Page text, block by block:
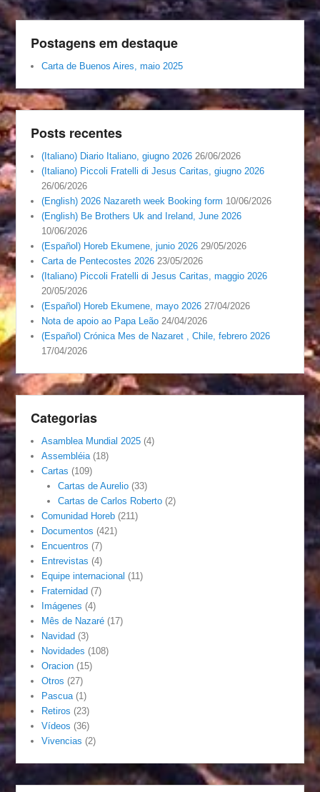
Postagens em destaque
Carta de Buenos Aires, maio 2025
Posts recentes
(Italiano) Diario Italiano, giugno 2026 26/06/2026
(Italiano) Piccoli Fratelli di Jesus Caritas, giugno 2026
26/06/2026
(English) 2026 Nazareth week Booking form 10/06/2026
(English) Be Brothers Uk and Ireland, June 2026
10/06/2026
(Español) Horeb Ekumene, junio 2026 29/05/2026
Carta de Pentecostes 2026 23/05/2026
(Italiano) Piccoli Fratelli di Jesus Caritas, maggio 2026
20/05/2026
(Español) Horeb Ekumene, mayo 2026 27/04/2026
Nota de apoio ao Papa Leão 24/04/2026
(Español) Crónica Mes de Nazaret , Chile, febrero 2026
17/04/2026
Categorias
Asamblea Mundial 2025 (4)
Assembléia (18)
Cartas (109)
Cartas de Aurelio(33)
Cartas de Carlos Roberto(2)
Comunidad Horeb (211)
Documentos (421)
Encuentros (7)
Entrevistas (4)
Equipe internacional (11)
Fraternidad (7)
Imágenes (4)
Mês de Nazaré (17)
Navidad (3)
Novidades (108)
Oracion (15)
Otros (27)
Pascua (1)
Retiros (23)
Vídeos (36)
Vivencias (2)